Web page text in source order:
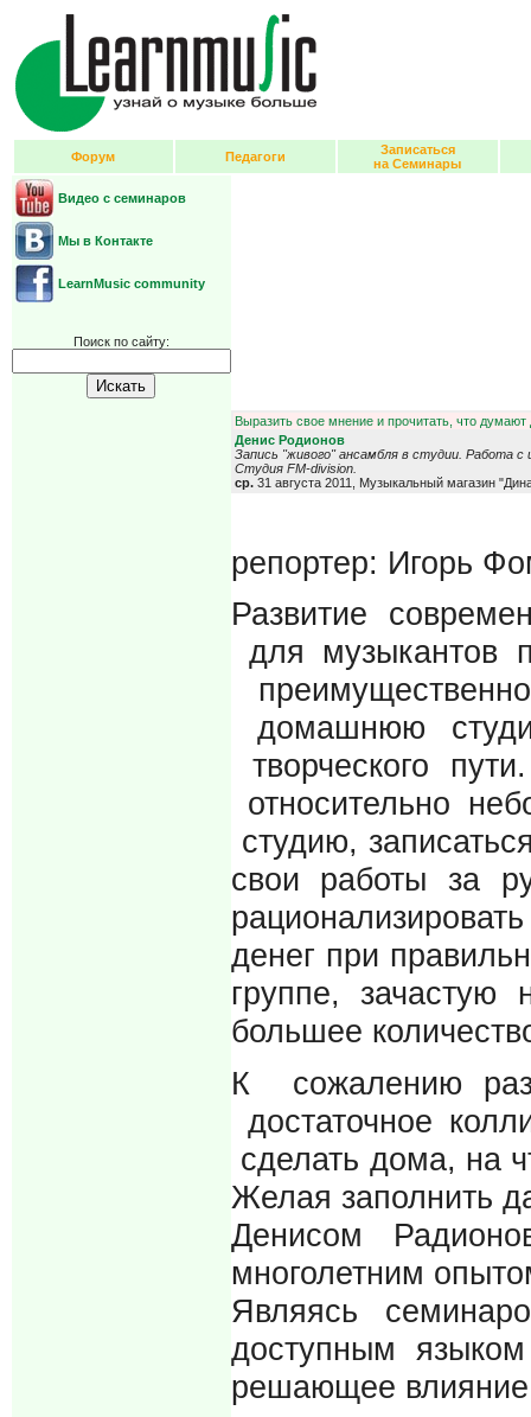
Форум Педагоги
Записаться
на Семинары
Видео с семинаров
Мы в Контакте
LearnMusic community
Поиск по сайту:
Выразить свое мнение и прочитать, что думают
Денис Родионов
Запись "живого" ансамбля в студии. Работа с
Студия FM-division.
ср.31 августа 2011, Музыкальный магазин
репортер: Игорь
Развитие
для музыкантов
домашнюю
творческого
относительно
студию,
свои работы за
денег при
группе,
большее
К сожалению
достаточное
сделать дома, на
Желая заполнить
Денисом
многолетним
Являясь
доступным
решающее влияние